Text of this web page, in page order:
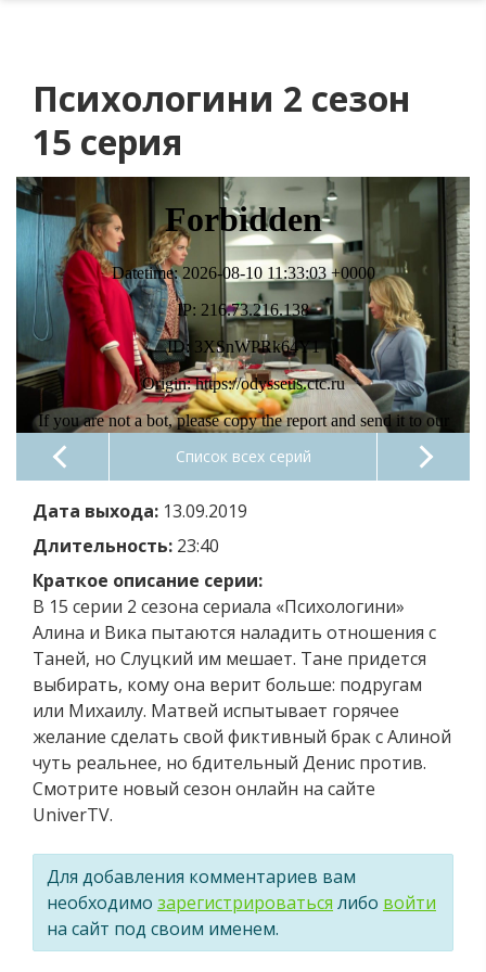
Психологини 2 сезон
15 серия
Список всех серий
Дата выхода: 13.09.2019
Длительность: 23:40
Краткое описание серии:
В 15 серии 2 сезона сериала «Психологини»
Алина и Вика пытаются наладить отношения с
Таней, но Слуцкий им мешает. Тане придется
выбирать, кому она верит больше: подругам
или Михаилу. Матвей испытывает горячее
желание сделать свой фиктивный брак с Алиной
чуть реальнее, но бдительный Денис против.
Смотрите новый сезон онлайн на сайте
UniverTV.
Для добавления комментариев вам
необходимо зарегистрироваться либо войти
на сайт под своим именем.